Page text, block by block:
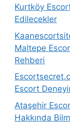
Kurtköy
Edilecekler
Maltepe
Rehberi
Escort
Ataşehir
Hakkında